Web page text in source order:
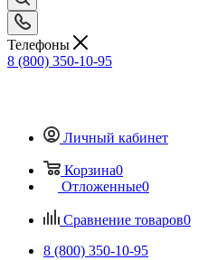
Телефоны
8 (800) 350-10-95
Личный кабинет
Корзина0
Отложенные0
Сравнение товаров0
8 (800) 350-10-95